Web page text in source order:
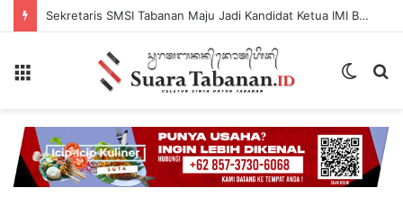
Sekretaris SMSI Tabanan Maju Jadi Kandidat Ketua IMI Bali, Ketua SMSI Tabanan Berikan Dukungan
Switch